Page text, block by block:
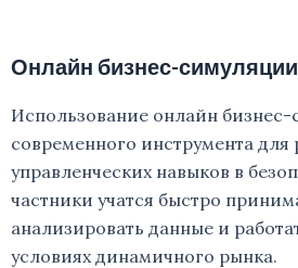
Онлайн бизнес-
Использование онлайн
современного инструмента для
управленческих навыков в
частники учатся быстро
анализировать данные и
условиях динамичного рынка.